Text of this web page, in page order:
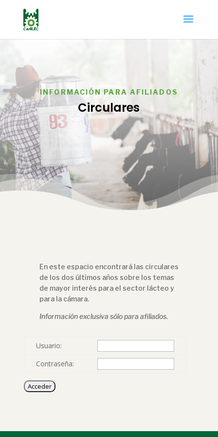
INFORMACIÓN PARA AFILIADOS
Circulares
En este espacio encontrará las circulares
de los dos últimos años sobre los temas
de mayor interés para el sector lácteo y
para la cámara.
Información exclusiva sólo para afiliados.
Usuario:
Contraseña: